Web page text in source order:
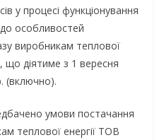
у процесі функціонування
особливостей
виробникам теплової
що діятиме з 1 вересня
(включно).
умови постачання
теплової енергії ТОВ